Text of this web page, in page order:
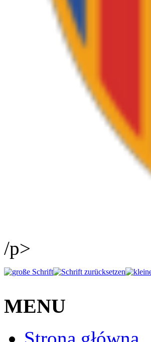
/p>
MENU